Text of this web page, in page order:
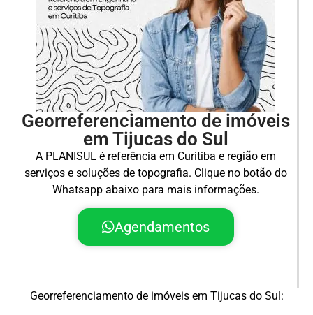
Georreferenciamento de imóveis
em Tijucas do Sul
A PLANISUL é referência em Curitiba e região em
serviços e soluções de topografia. Clique no botão do
Whatsapp abaixo para mais informações.
Agendamentos
Georreferenciamento de imóveis em Tijucas do Sul: